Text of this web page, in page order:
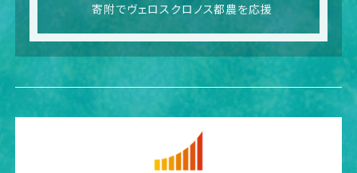
寄附でヴェロスクロノス都農を応援